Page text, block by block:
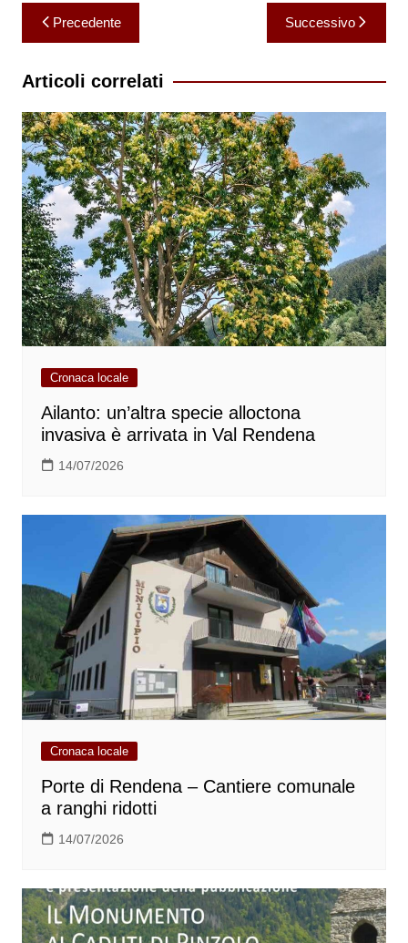
Navigazione
articoli
Precedente Successivo
Articoli correlati
Cronaca locale
Ailanto: un’altra specie alloctona
invasiva è arrivata in Val Rendena
14/07/2026
Cronaca locale
Porte di Rendena – Cantiere comunale
a ranghi ridotti
14/07/2026